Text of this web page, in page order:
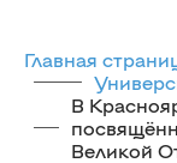
Главная
В
Великой